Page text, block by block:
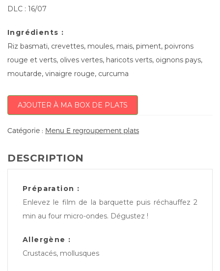
DLC : 16/07
Ingrédients :
Riz basmati, crevettes, moules, mais, piment, poivrons
rouge et verts, olives vertes, haricots verts, oignons pays,
moutarde, vinaigre rouge, curcuma
AJOUTER À MA BOX DE PLATS
Catégorie : Menu E regroupement plats
DESCRIPTION
Préparation :
Enlevez le film de la barquette puis réchauffez 2
min au four micro-ondes. Dégustez !
Allergène :
Crustacés, mollusques